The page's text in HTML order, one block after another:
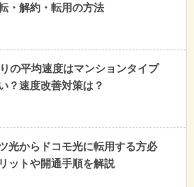
・解約・転用の方法
の平均速度はマンションタイプ
？速度改善対策は？
光からドコモ光に転用する方必
ットや開通手順を解説